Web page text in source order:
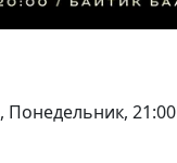
Понедельник, 21:00